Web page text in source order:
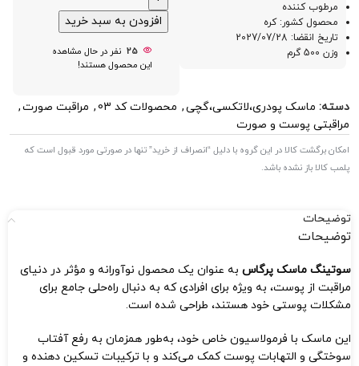
مرطوب کننده
محصول کشور: کره
تاریخ انقضا: 2027/07/28
وزن 500 گرم
افزودن به سبد خرید
25 نفر در حال مشاهده
این محصول هستند!
دسته: ماسک پودری،لاتکسی،گچی, محصولات کد 03 , مراقبت صورت,
مراقبتی پوست و صورت
امکان برگشت کالا در این گروه با دلیل “انصراف از خرید” تنها در صورتی مورد قبول است که
پلمب کالا باز نشده باشد.
توضیحات
توضیحات
سوتینگ ماسک پرگاس به عنوان یک محصول نوآورانه و مؤثر در دنیای
مراقبت از پوست، به‌ ویژه برای افرادی که به دنبال راه‌حلی جامع برای
مشکلات پوستی خود هستند، طراحی شده است.
این ماسک با فرمولاسیون خاص خود، به‌طور همزمان به رفع آفتاب
سوختگی و التهابات پوست کمک می‌کند و با ترکیبات تسکین‌ دهنده و